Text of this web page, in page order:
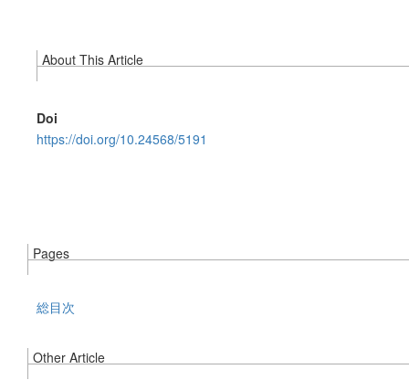
About This Article
Doi
https://doi.org/10.24568/5191
Pages
総目次
Other Article